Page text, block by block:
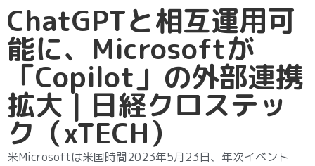
ChatGPTと相互運用可
能に、Microsoftが
「Copilot」の外部連携
拡大 | 日経クロステッ
ク（xTECH）
米Microsoftは米国時間2023年5月23日、年次イベント